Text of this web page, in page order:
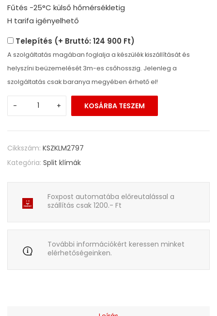
Fűtés -25°C külső hőmérsékletig
H tarifa igényelhető
Telepítés (+ Bruttó: 124 900 Ft)
A szolgáltatás magában foglalja a készülék kiszállítását és
helyszíni beüzemelését 3m-es csőhosszig. Jelenleg a
szolgáltatás csak baranya megyében érhető el!
- + KOSÁRBA TESZEM
Cikkszám: KSZKLM2797
Kategória: Split klímák
Foxpost automatába előreutalással a
szállítás csak 1200.- Ft
További információkért keressen minket
elérhetőségeinken.